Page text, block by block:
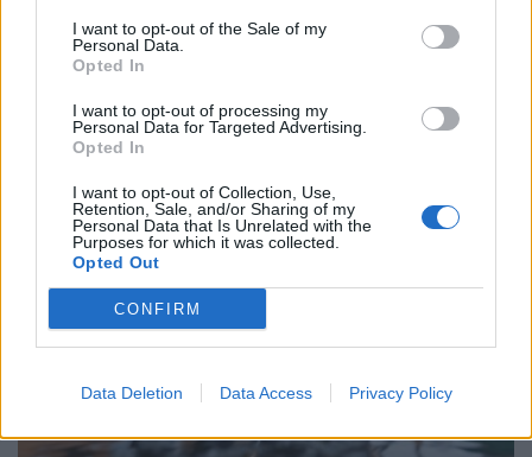
I want to opt-out of the Sale of my
Personal Data.
Opted In
I want to opt-out of processing my
Personal Data for Targeted Advertising.
Opted In
I want to opt-out of Collection, Use,
Retention, Sale, and/or Sharing of my
Personal Data that Is Unrelated with the
Purposes for which it was collected.
Opted Out
CONFIRM
Data Deletion Data Access Privacy Policy
Polishelikopter jagade skogsflyende
dieseltjuv
målarfärg